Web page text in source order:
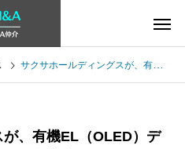
サクサホールディングスが、有機EL（OLED）ディスプレー製造のソアーを子会社化
、有機EL（OLED）デ